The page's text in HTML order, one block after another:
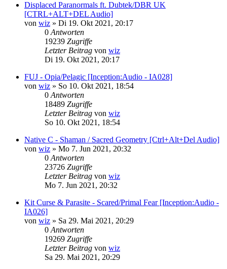
Displaced Paranormals ft. Dubtek/DBR UK
[CTRL+ALT+DEL Audio]
von wiz » Di 19. Okt 2021, 20:17
0 Antworten
19239 Zugriffe
Letzter Beitrag von wiz
Di 19. Okt 2021, 20:17
FUJ - Opia/Pelagic [Inception:Audio - IA028]
von wiz » So 10. Okt 2021, 18:54
0 Antworten
18489 Zugriffe
Letzter Beitrag von wiz
So 10. Okt 2021, 18:54
Native C - Shaman / Sacred Geometry [Ctrl+Alt+Del Audio]
von wiz » Mo 7. Jun 2021, 20:32
0 Antworten
23726 Zugriffe
Letzter Beitrag von wiz
Mo 7. Jun 2021, 20:32
Kit Curse & Parasite - Scared/Primal Fear [Inception:Audio -
IA026]
von wiz » Sa 29. Mai 2021, 20:29
0 Antworten
19269 Zugriffe
Letzter Beitrag von wiz
Sa 29. Mai 2021, 20:29